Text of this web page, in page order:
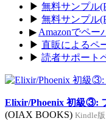
▶ 無料サンプル
▶ 無料サンプル
▶ Amazonでペー
▶ 直販によるペ
▶ 読者サポート
Elixir/Phoenix 初級③:
(OIAX BOOKS) Kindle版